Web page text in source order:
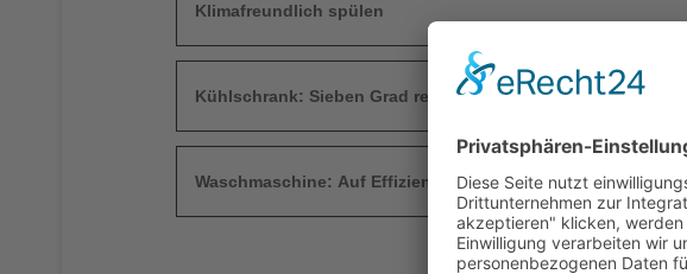
Klimafreundlich spülen
Kühlschrank: Sieben Grad reichen aus
Waschmaschine: Auf Effizienz achten